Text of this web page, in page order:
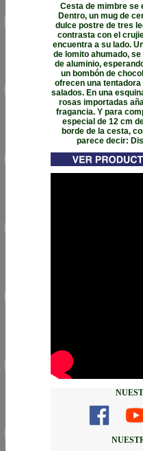
Cesta de mimbre se
Dentro, un mug de
dulce postre de tres
contrasta con el
encuentra a su lado.
de lomito ahumado,
de aluminio,
un bombón de
ofrecen una
salados. En una
rosas importadas
fragancia. Y para
especial de 12 cm
borde de la cesta,
parece decir: